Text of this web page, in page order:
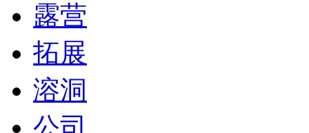
露营
拓展
溶洞